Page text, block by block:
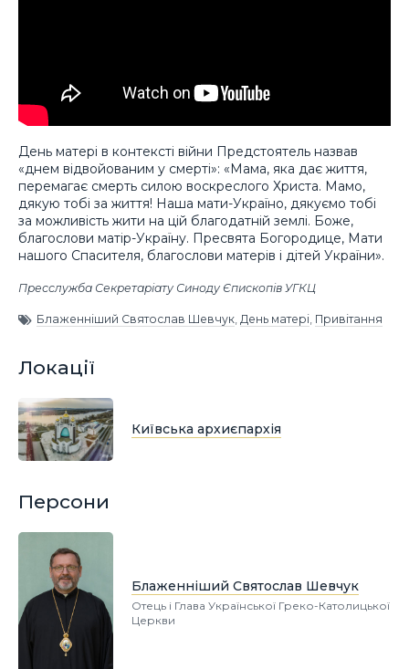
День матері в контексті війни Предстоятель назвав
«днем відвойованим у смерті»: «Мама, яка дає життя,
перемагає смерть силою воскреслого Христа. Мамо,
дякую тобі за життя! Наша мати-Україно, дякуємо тобі
за можливість жити на цій благодатній землі. Боже,
благослови матір-Україну. Пресвята Богородице, Мати
нашого Спасителя, благослови матерів і дітей України».
Пресслужба Секретаріату Синоду Єпископів УГКЦ
Блаженніший Святослав Шевчук, День матері, Привітання
Локації
Київська архиєпархія
Персони
Блаженніший Святослав Шевчук
Отець і Глава Української Греко-Католицької
Церкви